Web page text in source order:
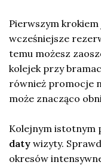
Pierwszym
wcześniejsze
temu możesz
kolejek przy
również promocje
może znacząco
Kolejnym istotnym
daty wizyty.
okresów